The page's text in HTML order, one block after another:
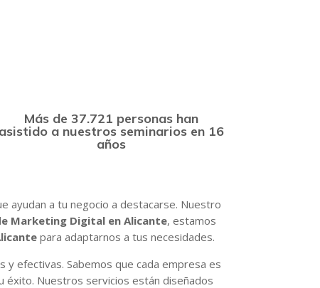
Más de 37.721 personas han
asistido a nuestros seminarios en 16
años
ayudan a tu negocio a destacarse. Nuestro
Marketing Digital en Alicante, estamos
para adaptarnos a tus necesidades.
y efectivas. Sabemos que cada empresa es
éxito. Nuestros servicios están diseñados